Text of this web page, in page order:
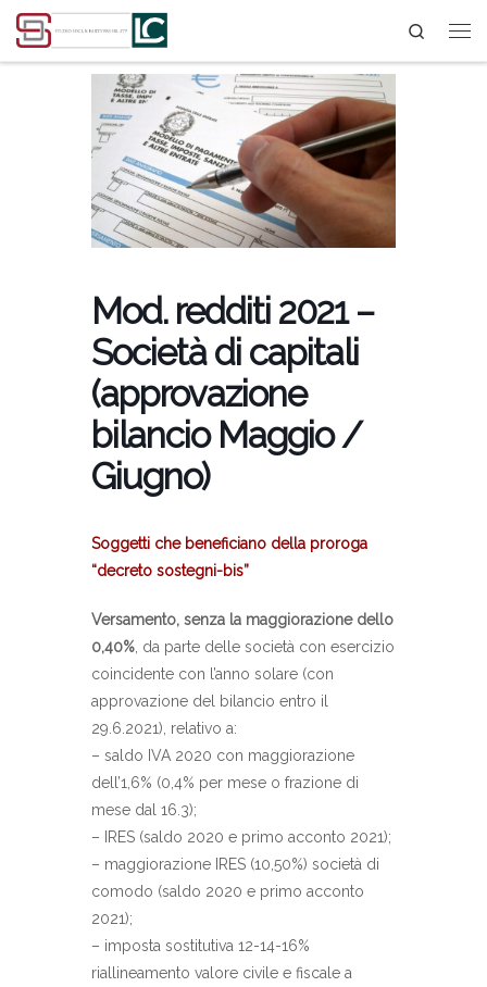
Passa al contenuto Search
Mod. redditi 2021 –
Società di capitali
(approvazione
bilancio Maggio /
Giugno)
Soggetti che beneficiano della proroga
“decreto sostegni-bis”
Versamento, senza la maggiorazione dello
0,40% , da parte delle società con esercizio
coincidente con l’anno solare (con
approvazione del bilancio entro il
29.6.2021), relativo a:
– saldo IVA 2020 con maggiorazione
dell’1,6% (0,4% per mese o frazione di
mese dal 16.3);
– IRES (saldo 2020 e primo acconto 2021);
– maggiorazione IRES (10,50%) società di
comodo (saldo 2020 e primo acconto
2021);
– imposta sostitutiva 12-14-16%
riallineamento valore civile e fiscale a